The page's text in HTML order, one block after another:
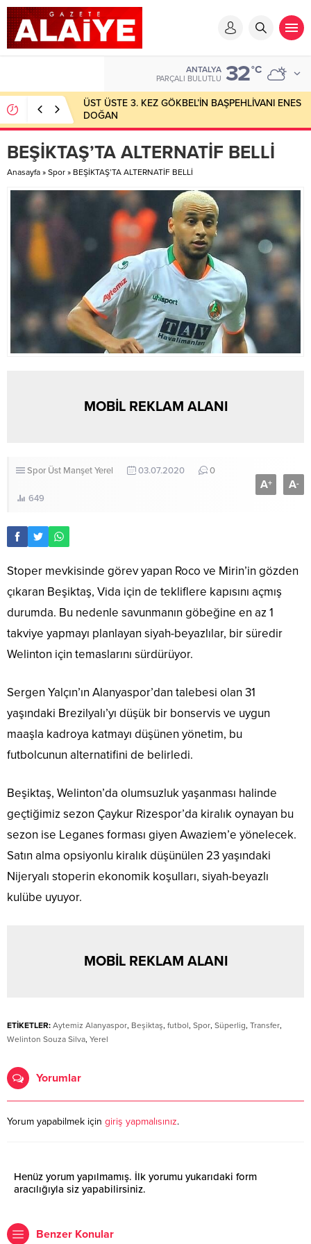
ANTALYA
PARÇALI BULUTLU 32°C
ÜST ÜSTE 3. KEZ GÖKBEL’İN BAŞPEHLİVANI ENES
DOĞAN
BEŞİKTAŞ’TA ALTERNATİF BELLİ
Anasayfa » Spor » BEŞİKTAŞ’TA ALTERNATİF BELLİ
MOBİL REKLAM ALANI
Spor Üst ManşetYerel 03.07.2020 0
649
A+ A-
Stoper mevkisinde görev yapan Roco ve Mirin’in gözden
çıkaran Beşiktaş, Vida için de tekliflere kapısını açmış
durumda. Bu nedenle savunmanın göbeğine en az 1
takviye yapmayı planlayan siyah-beyazlılar, bir süredir
Welinton için temaslarını sürdürüyor.
Sergen Yalçın’ın Alanyaspor’dan talebesi olan 31
yaşındaki Brezilyalı’yı düşük bir bonservis ve uygun
maaşla kadroya katmayı düşünen yönetim, bu
futbolcunun alternatifini de belirledi.
Beşiktaş, Welinton’da olumsuzluk yaşanması halinde
geçtiğimiz sezon Çaykur Rizespor’da kiralık oynayan bu
sezon ise Leganes forması giyen Awaziem’e yönelecek.
Satın alma opsiyonlu kiralık düşünülen 23 yaşındaki
Nijeryalı stoperin ekonomik koşulları, siyah-beyazlı
kulübe uyuyor.
MOBİL REKLAM ALANI
ETİKETLER: Aytemiz Alanyaspor, Beşiktaş, futbol, Spor, Süperlig, Transfer,
Welinton Souza Silva, Yerel
Yorumlar
Yorum yapabilmek için giriş yapmalısınız.
Henüz yorum yapılmamış. İlk yorumu yukarıdaki form
aracılığıyla siz yapabilirsiniz.
Benzer Konular